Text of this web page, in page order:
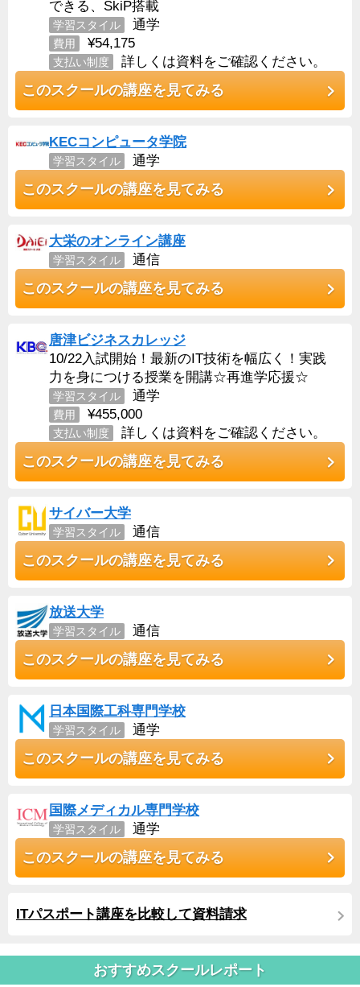
できる、SkiP搭載
学習スタイル 通学
費用 ¥54,175
支払い制度 詳しくは資料をご確認ください。
このスクールの講座を見てみる
KECコンピュータ学院
学習スタイル 通学
このスクールの講座を見てみる
大栄のオンライン講座
学習スタイル 通信
このスクールの講座を見てみる
唐津ビジネスカレッジ
10/22入試開始！最新のIT技術を幅広く！実践
力を身につける授業を開講☆再進学応援☆
学習スタイル 通学
費用 ¥455,000
支払い制度 詳しくは資料をご確認ください。
このスクールの講座を見てみる
サイバー大学
学習スタイル 通信
このスクールの講座を見てみる
放送大学
学習スタイル 通信
このスクールの講座を見てみる
日本国際工科専門学校
学習スタイル 通学
このスクールの講座を見てみる
国際メディカル専門学校
学習スタイル 通学
このスクールの講座を見てみる
ITパスポート講座を比較して資料請求
おすすめスクールレポート